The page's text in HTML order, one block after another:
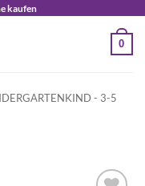
kaufen
0
- 3-5